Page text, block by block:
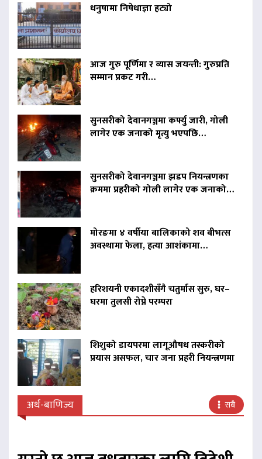
धनुषामा निषेधाज्ञा हट्यो
आज गुरु पूर्णिमा र व्यास जयन्ती: गुरुप्रति
सम्मान प्रकट गरी…
सुनसरीको देवानगञ्जमा कर्फ्यु जारी, गोली
लागेर एक जनाको मृत्यु भएपछि…
सुनसरीको देवानगञ्जमा झडप नियन्त्रणका
क्रममा प्रहरीको गोली लागेर एक जनाको…
मोरङमा ४ वर्षीया बालिकाको शव बीभत्स
अवस्थामा फेला, हत्या आशंकामा…
हरिशयनी एकादशीसँगै चतुर्मास सुरु, घर–
घरमा तुलसी रोप्ने परम्परा
शिशुको डायपरमा लागूऔषध तस्करीको
प्रयास असफल, चार जना प्रहरी नियन्त्रणमा
अर्थ-बाणिज्य सबै